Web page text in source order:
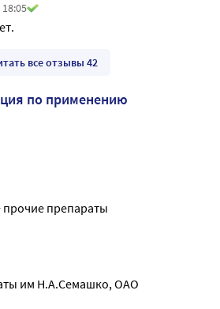
все отзывы 42
по применению
препараты
им Н.А.Семашко, ОАО